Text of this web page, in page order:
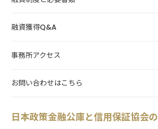
融資獲得Q&A
事務所アクセス
お問い合わせはこちら
日本政策金融公庫と信用保証協会